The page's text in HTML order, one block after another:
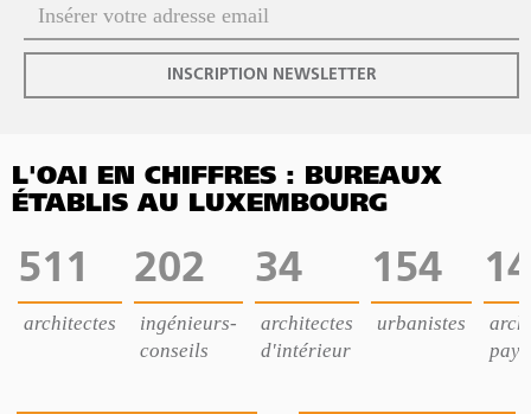
INSCRIPTION NEWSLETTER
L'OAI EN CHIFFRES : BUREAUX
ÉTABLIS AU LUXEMBOURG
511
architectes
202
ingénieurs-
conseils
34
architectes
d'intérieur
154
urbanistes
14